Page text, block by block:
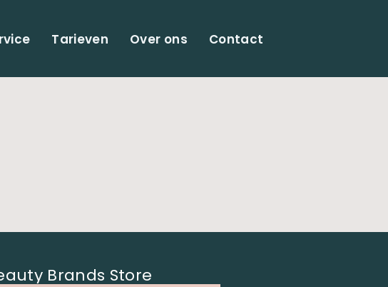
Tarieven Over ons Contact
Brands Store